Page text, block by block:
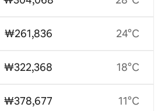
₩261,836
₩322,368
₩378,677
24°C
18°C
11°C